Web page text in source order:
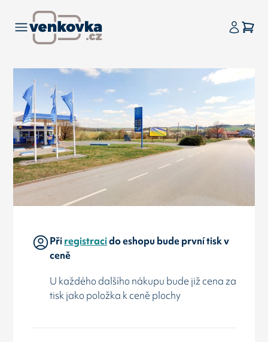
Přiregistracido eshopu bude první tisk v
ceně
U každého dalšího nákupu bude již cena za
tisk jako položka k ceně plochy